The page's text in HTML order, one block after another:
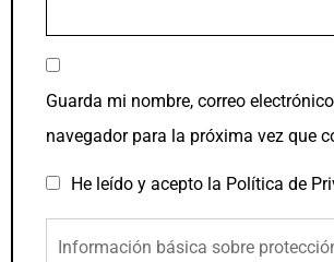
Guarda mi nombre, correo
navegador para la próxima vez que
He leído y acepto la Política de
Información básica sobre